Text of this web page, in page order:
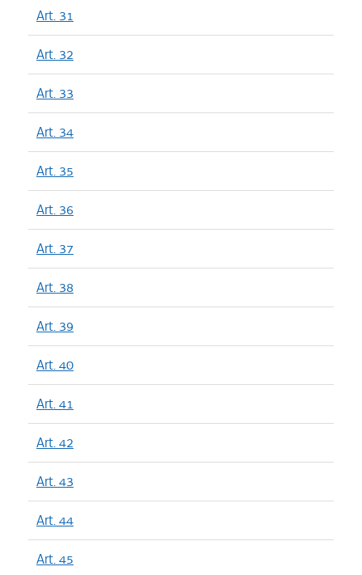
Art. 31
Art. 32
Art. 33
Art. 34
Art. 35
Art. 36
Art. 37
Art. 38
Art. 39
Art. 40
Art. 41
Art. 42
Art. 43
Art. 44
Art. 45